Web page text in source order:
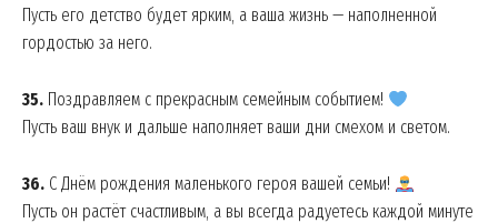
My account
Пусть его детство будет ярким, а ваша жизнь — наполненной
гордостью за него.
35. Поздравляем с прекрасным семейным событием!
Пусть ваш внук и дальше наполняет ваши дни смехом и светом.
36. С Днём рождения маленького героя вашей семьи!
Пусть он растёт счастливым, а вы всегда радуетесь каждой минуте